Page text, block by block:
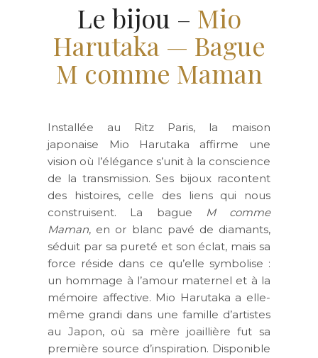
Le bijou – Mio
Harutaka — Bague
M comme Maman
Installée au Ritz Paris, la maison
japonaise Mio Harutaka affirme une
vision où l’élégance s’unit à la conscience
de la transmission. Ses bijoux racontent
des histoires, celle des liens qui nous
construisent. La bague M comme
Maman, en or blanc pavé de diamants,
séduit par sa pureté et son éclat, mais sa
force réside dans ce qu’elle symbolise :
un hommage à l’amour maternel et à la
mémoire affective. Mio Harutaka a elle-
même grandi dans une famille d’artistes
au Japon, où sa mère joaillière fut sa
première source d’inspiration. Disponible